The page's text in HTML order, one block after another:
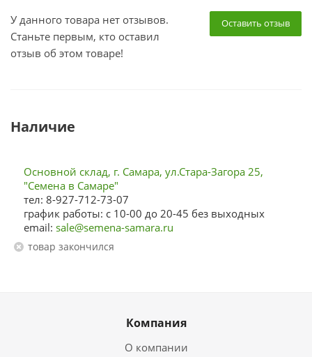
Оставить отзыв
У данного товара нет отзывов.
Станьте первым, кто оставил
отзыв об этом товаре!
Наличие
Основной склад, г. Самара, ул.Стара-Загора 25,
"Семена в Самаре"
тел: 8-927-712-73-07
график работы: с 10-00 до 20-45 без выходных
email: sale@semena-samara.ru
Товар закончился
Компания
О компании